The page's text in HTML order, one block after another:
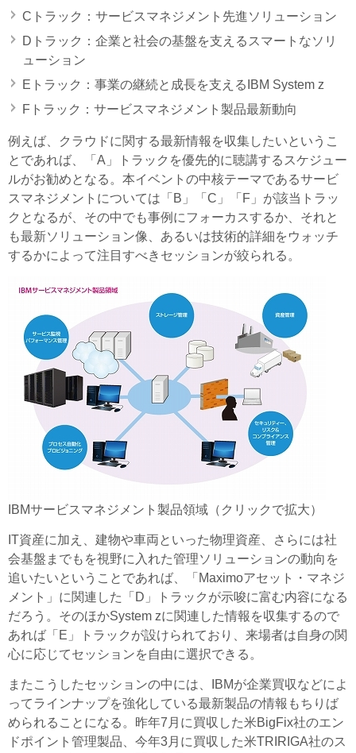
Cトラック：サービスマネジメント先進ソリューション
Dトラック：企業と社会の基盤を支えるスマートなソリ
ューション
Eトラック：事業の継続と成長を支えるIBM System z
Fトラック：サービスマネジメント製品最新動向
例えば、クラウドに関する最新情報を収集したいというこ
とであれば、「A」トラックを優先的に聴講するスケジュー
ルがお勧めとなる。本イベントの中核テーマであるサービ
スマネジメントについては「B」「C」「F」が該当トラッ
クとなるが、その中でも事例にフォーカスするか、それと
も最新ソリューション像、あるいは技術的詳細をウォッチ
するかによって注目すべきセッションが絞られる。
IBMサービスマネジメント製品領域（クリックで拡大）
IT資産に加え、建物や車両といった物理資産、さらには社
会基盤までもを視野に入れた管理ソリューションの動向を
追いたいということであれば、「Maximoアセット・マネジ
メント」に関連した「D」トラックが示唆に富む内容になる
だろう。そのほかSystem zに関連した情報を収集するので
あれば「E」トラックが設けられており、来場者は自身の関
心に応じてセッションを自由に選択できる。
またこうしたセッションの中には、IBMが企業買収などによ
ってラインナップを強化している最新製品の情報もちりば
められることになる。昨年7月に買収した米BigFix社のエン
ドポイント管理製品、今年3月に買収した米TRIRIGA社のス